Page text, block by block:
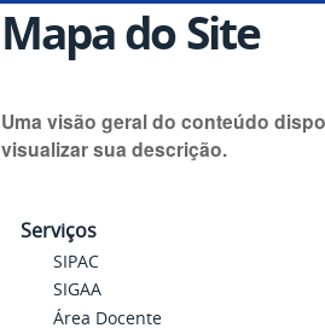
Mapa do Site
Uma visão geral do conteúdo
visualizar sua descrição.
Serviços
SIPAC
SIGAA
Área Docente